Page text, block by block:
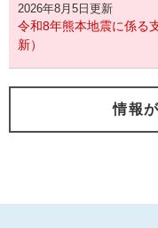
2026年8月5日更新
令和8年熊本地震に係る
新）
情報